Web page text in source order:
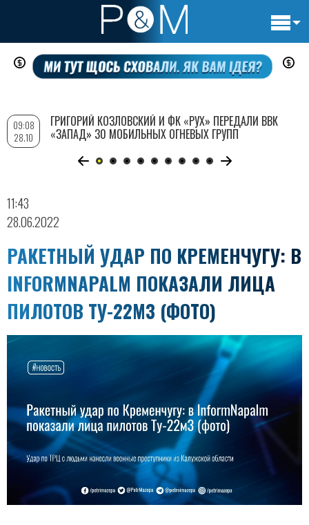
Перейти
содержанию
11:43
28.06.2022
РАКЕТНЫЙ УДАР ПО КРЕМЕНЧУГУ: В
INFORMNAPALM ПОКАЗАЛИ ЛИЦА
ПИЛОТОВ ТУ-22М3 (ФОТО)
09:08
28.10
ГРИГОРИЙ КОЗЛОВСКИЙ И ФК «РУХ» ПЕРЕДАЛИ ВВК
«ЗАПАД» 30 МОБИЛЬНЫХ ОГНЕВЫХ ГРУПП